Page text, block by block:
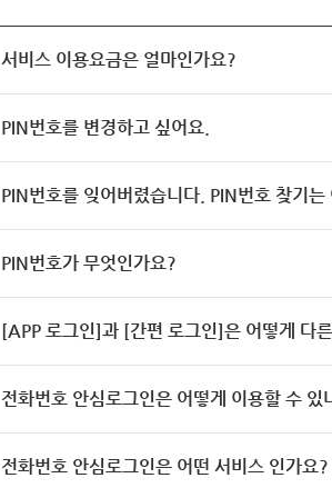
서비스 이용요금은 얼마인가요?
PIN번호를 변경하고 싶어요.
PIN번호를 잊어버렸습니다. PIN번호 찾기는
PIN번호가 무엇인가요?
[APP 로그인]과 [간편 로그인]은 어떻게 다
전화번호 안심로그인은 어떻게 이용할 수 있
전화번호 안심로그인은 어떤 서비스 인가요?